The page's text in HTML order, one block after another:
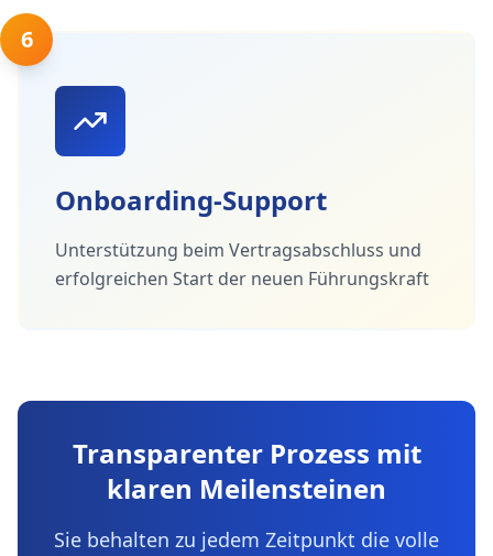
6
Onboarding-Support
Unterstützung beim Vertragsabschluss und
erfolgreichen Start der neuen Führungskraft
Transparenter Prozess mit
klaren Meilensteinen
Sie behalten zu jedem Zeitpunkt die volle